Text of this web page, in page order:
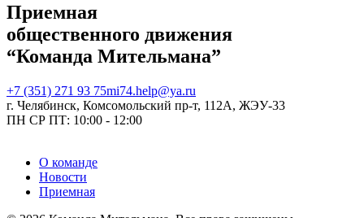
Приемная
общественного движения
“Команда Мительмана”
+7 (351) 271 93 75mi74.help@ya.ru
г. Челябинск, Комсомольский пр-т, 112А, ЖЭУ-33
ПН СР ПТ: 10:00 - 12:00
О команде
Новости
Приемная